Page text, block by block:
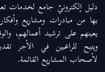
دليل إلكترونيّ جامع لخدمات
بها من مبادرات ومشاريع
يعينهم على ترشيد أعمالهم،
ويتيح للراغبين في الأجر
لأصحاب المشاريع القائمة.